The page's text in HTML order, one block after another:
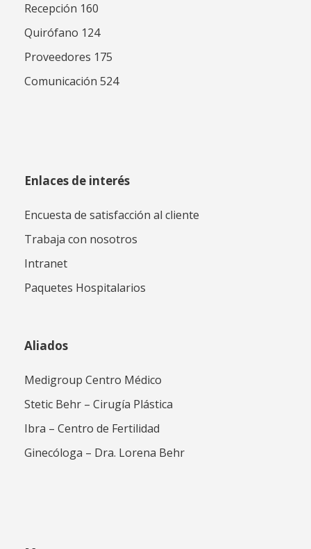
Recepción 160
Quirófano 124
Proveedores 175
Comunicación 524
Enlaces de interés
Encuesta de satisfacción al cliente
Trabaja con nosotros
Intranet
Paquetes Hospitalarios
Aliados
Medigroup Centro Médico
Stetic Behr – Cirugía Plástica
Ibra – Centro de Fertilidad
Ginecóloga – Dra. Lorena Behr